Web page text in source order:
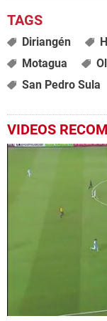
Diriangén
Motagua
San Pedro Sula
VIDEOS